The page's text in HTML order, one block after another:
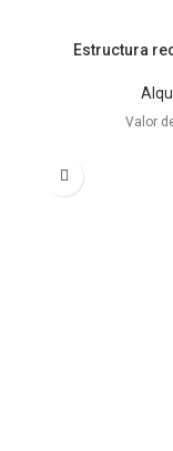
Estructura
Valor